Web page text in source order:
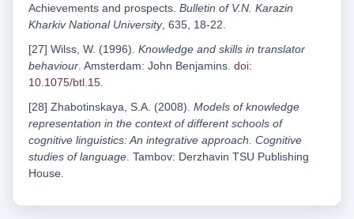
Achievements and prospects. Bulletin of V.N. Karazin
Kharkiv National University, 635, 18-22.
[27] Wilss, W. (1996). Knowledge and skills in translator
behaviour. Amsterdam: John Benjamins. doi:
10.1075/btl.15.
[28] Zhabotinskaya, S.А. (2008). Models of knowledge
representation in the context of different schools of
cognitive linguistics: An integrative approach. Cognitive
studies of language. Tambov: Derzhavin TSU Publishing
House.